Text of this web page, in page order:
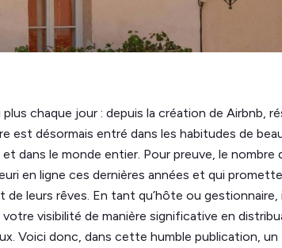
chaque jour : depuis la création de Airbnb,
est désormais entré dans les habitudes de
dans le monde entier. Pour preuve, le nombre
en ligne ces dernières années et qui
de leurs rêves. En tant qu’hôte ou gestionnaire,
votre visibilité de manière significative en
Voici donc, dans cette humble publication, un